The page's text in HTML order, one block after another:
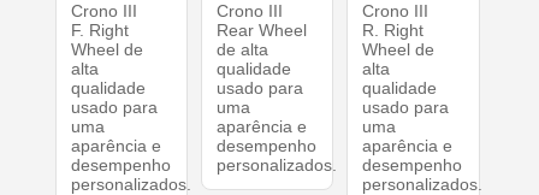
Crono III
F. Right
Wheel de
alta
qualidade
usado para
uma
aparência e
desempenho
personalizados.
Crono III
Rear Wheel
de alta
qualidade
usado para
uma
aparência e
desempenho
personalizados.
Crono III
R. Right
Wheel de
alta
qualidade
usado para
uma
aparência e
desempenho
personalizados.